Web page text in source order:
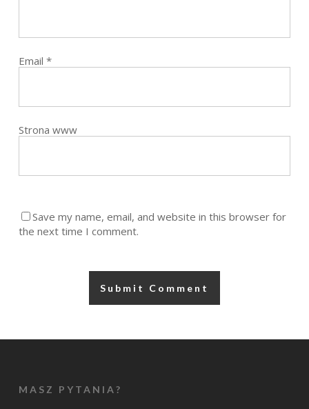
Email *
Strona www
Save my name, email, and website in this browser for
the next time I comment.
MASZ PYTANIA?